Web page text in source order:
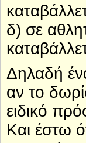
δ) σε
Δηλαδή
αν το
ειδικό
Και έστω